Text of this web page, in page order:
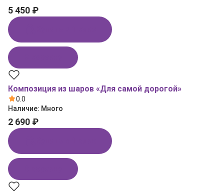
5 450 ₽
Композиция из шаров «Для самой дорогой»
0.0
Наличие: Много
2 690 ₽